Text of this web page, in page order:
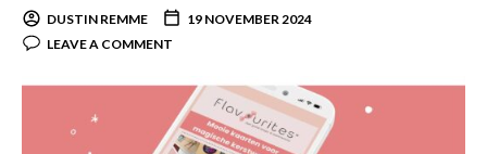
DUSTIN REMME
19 NOVEMBER 2024
LEAVE A COMMENT